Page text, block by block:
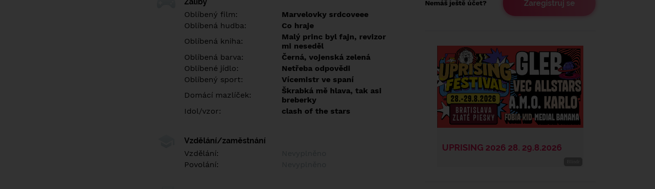
Oblíbený film:
Marvelovky srdcoveee
Oblíbená hudba:
Co hraje
Oblíbená kniha:
Malý princ byl fajn, revizor
mi neseděl
Oblíbená barva:
Černá, vojenská zelená
Oblíbené jídlo:
Netřeba odpovědi
Oblíbený sport:
Vícemistr ve spaní
Domácí mazlíček:
Škrabká mě hlava, tak asi
breberky
Idol/vzor:
clash of the stars
Vzdělání/zaměstnání
Vzdělání:
Povolání:
Nemáš ještě účet? Zaregistruj se